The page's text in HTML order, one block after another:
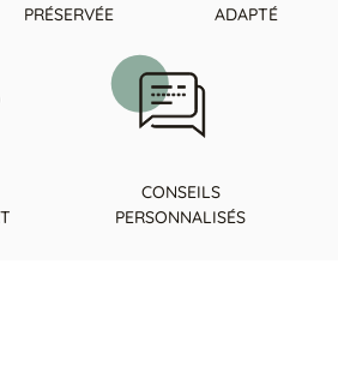
PRÉSERVÉE
ADAPTÉ
CONSEILS
PERSONNALISÉS